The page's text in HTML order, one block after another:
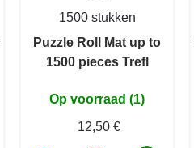
1500 stukken
Puzzle Roll Mat up to
1500 pieces Trefl
Op voorraad (1)
12,50 €